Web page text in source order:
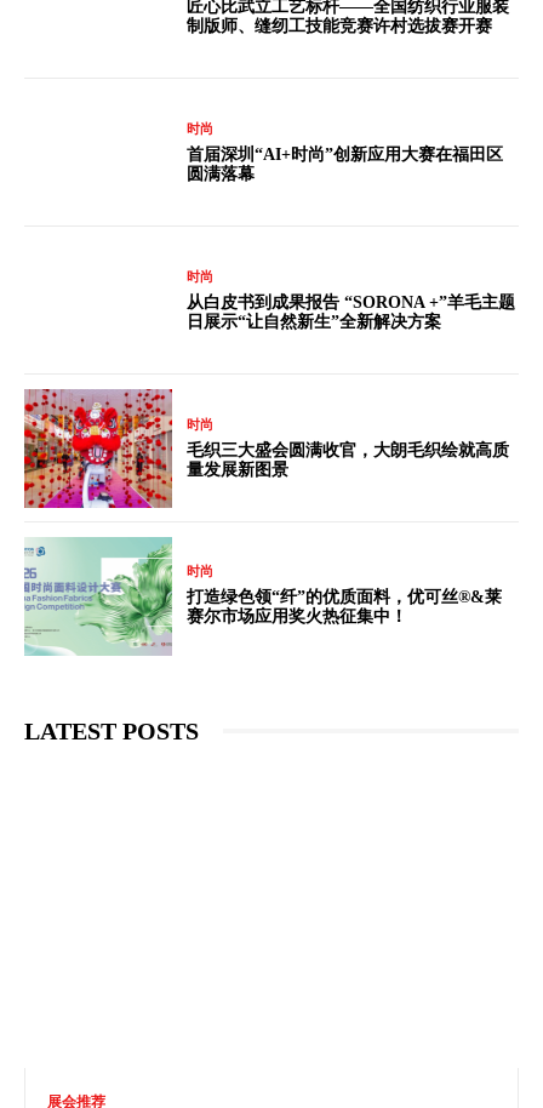
匠心比武立工艺标杆——全国纺织行业服装
制版师、缝纫工技能竞赛许村选拔赛开赛
时尚
首届深圳“AI+时尚”创新应用大赛在福田区
圆满落幕
时尚
从白皮书到成果报告 “SORONA +”羊毛主题
日展示“让自然新生”全新解决方案
时尚
毛织三大盛会圆满收官，大朗毛织绘就高质
量发展新图景
时尚
打造绿色领“纤”的优质面料，优可丝®&莱
赛尔市场应用奖火热征集中！
LATEST POSTS
展会推荐